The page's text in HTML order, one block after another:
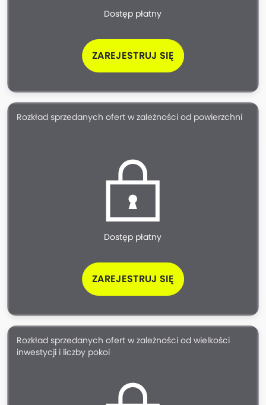
Dostęp płatny
ZAREJESTRUJ SIĘ
Rozkład sprzedanych ofert w zależności od powierzchni
Dostęp płatny
ZAREJESTRUJ SIĘ
Rozkład sprzedanych ofert w zależności od wielkości
inwestycji i liczby pokoi